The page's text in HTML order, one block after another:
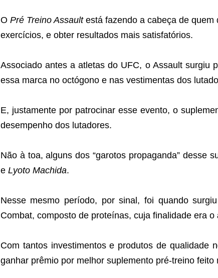
O Pré Treino Assaultestá fazendo a cabeça de quem
exercícios, e obter resultados mais satisfatórios.
Associado antes a atletas do UFC, o Assault surgiu
essa marca no octógono e nas vestimentas dos
E, justamente por patrocinar esse evento, o
desempenho dos lutadores.
Não à toa, alguns dos “garotos propaganda” desse
e Lyoto Machida.
Nesse mesmo período, por sinal, foi quando
Combat, composto de proteínas, cuja finalidade era
Com tantos investimentos e produtos de qualidade
ganhar prêmio por melhor suplemento pré-treino feito